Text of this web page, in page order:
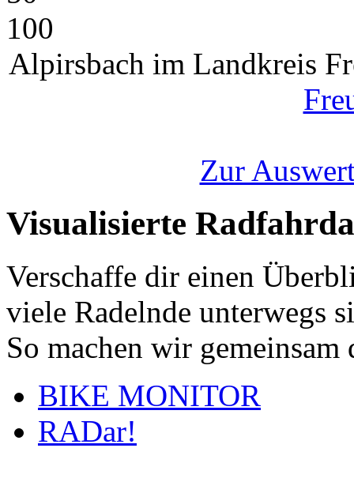
100
Alpirsbach im Landkreis
Zur
Visualisierte
Verschaffe dir einen
viele Radelnde unterwegs
So machen wir
BIKE MONITOR
RADar!